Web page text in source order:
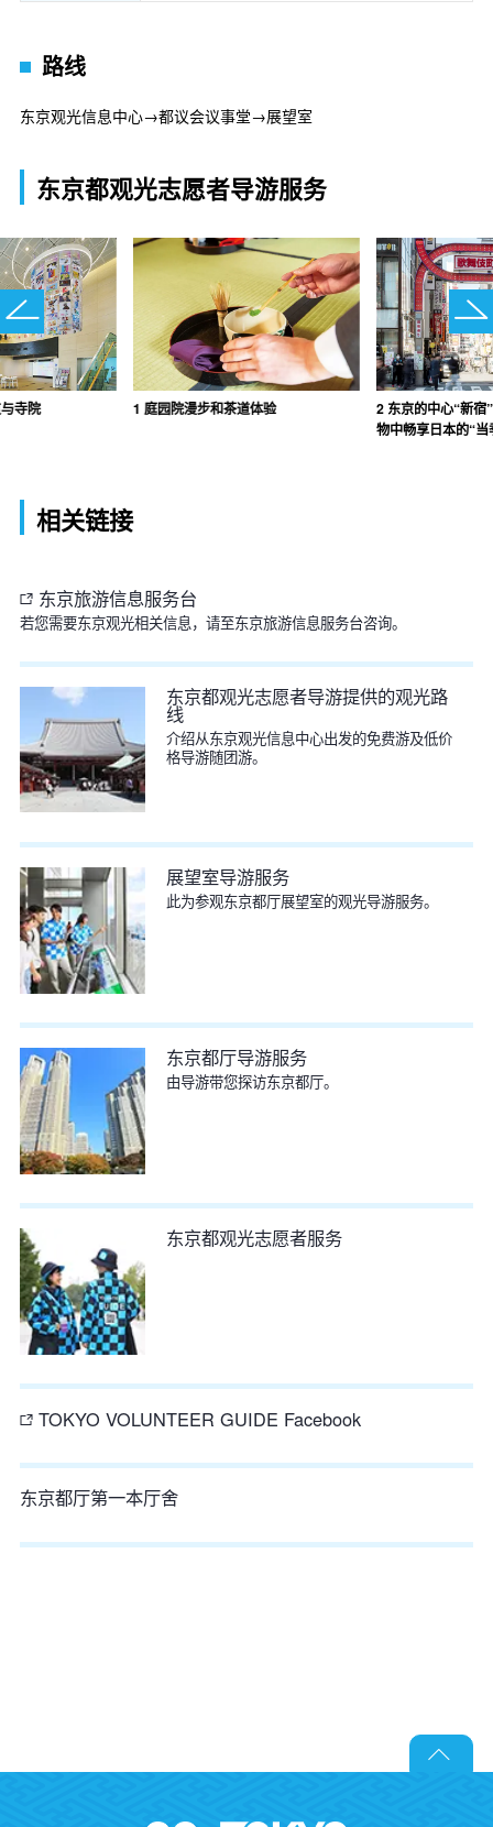
路线
东京观光信息中心→都议会议事堂→展望室
东京都观光志愿者导游服务
寺院 1 庭园院漫步和茶道体验
2 东京的中心“新宿
物中畅享日本的“当
相关链接
东京旅游信息服务台
若您需要东京观光相关信息，请至东京旅游信息服务台咨询。
东京都观光志愿者导游提供的观光路
线
介绍从东京观光信息中心出发的免费游及低价
格导游随团游。
展望室导游服务
此为参观东京都厅展望室的观光导游服务。
东京都厅导游服务
由导游带您探访东京都厅。
东京都观光志愿者服务
TOKYO VOLUNTEER GUIDE Facebook
东京都厅第一本厅舍